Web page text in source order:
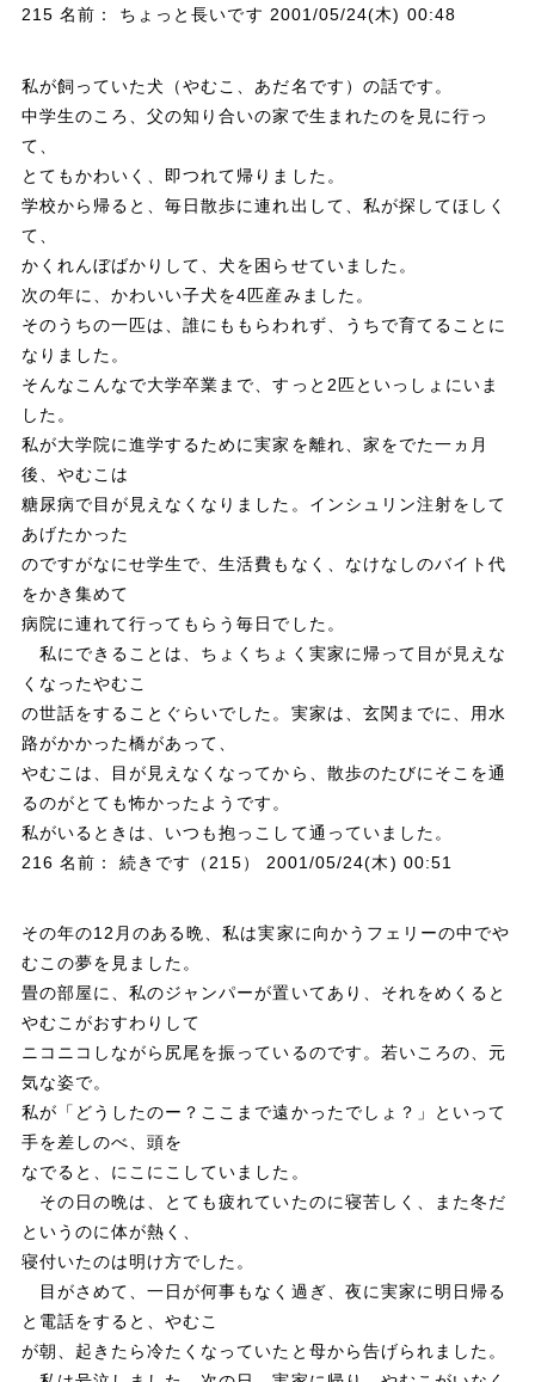
e
b
k
e
215 名前： ちょっと長いです 2001/05/24(木) 00:48
私が飼っていた犬（やむこ、あだ名です）の話です。
中学生のころ、父の知り合いの家で生まれたのを見に行っ
て、
とてもかわいく、即つれて帰りました。
学校から帰ると、毎日散歩に連れ出して、私が探してほしく
て、
かくれんぼばかりして、犬を困らせていました。
次の年に、かわいい子犬を4匹産みました。
そのうちの一匹は、誰にももらわれず、うちで育てることに
なりました。
そんなこんなで大学卒業まで、すっと2匹といっしょにいま
した。
私が大学院に進学するために実家を離れ、家をでた一ヵ月
後、やむこは
糖尿病で目が見えなくなりました。インシュリン注射をして
あげたかった
のですがなにせ学生で、生活費もなく、なけなしのバイト代
をかき集めて
病院に連れて行ってもらう毎日でした。
私にできることは、ちょくちょく実家に帰って目が見えな
くなったやむこ
の世話をすることぐらいでした。実家は、玄関までに、用水
路がかかった橋があって、
やむこは、目が見えなくなってから、散歩のたびにそこを通
るのがとても怖かったようです。
私がいるときは、いつも抱っこして通っていました。
216 名前： 続きです（215） 2001/05/24(木) 00:51
その年の12月のある晩、私は実家に向かうフェリーの中でや
むこの夢を見ました。
畳の部屋に、私のジャンパーが置いてあり、それをめくると
やむこがおすわりして
ニコニコしながら尻尾を振っているのです。若いころの、元
気な姿で。
私が「どうしたのー？ここまで遠かったでしょ？」といって
手を差しのべ、頭を
なでると、にこにこしていました。
その日の晩は、とても疲れていたのに寝苦しく、また冬だ
というのに体が熱く、
寝付いたのは明け方でした。
目がさめて、一日が何事もなく過ぎ、夜に実家に明日帰る
と電話をすると、やむこ
が朝、起きたら冷たくなっていたと母から告げられました。